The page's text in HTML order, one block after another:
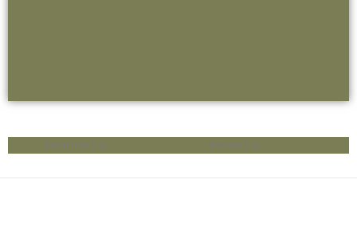
Developed by . Powered by